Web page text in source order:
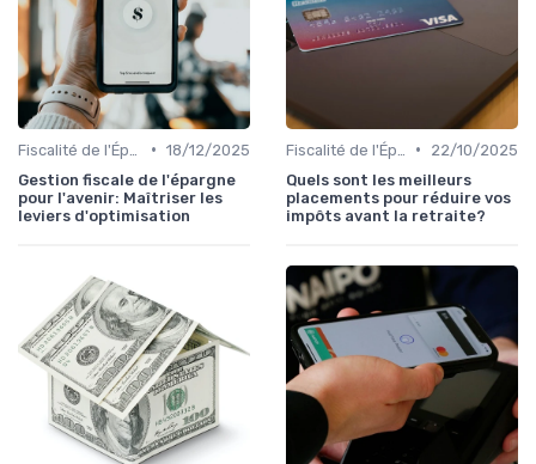
• 18/12/2025
Gestion fiscale de l'épargne
pour l'avenir: Maîtriser les
leviers d'optimisation
•
22/10/2025
Quels sont les meilleurs
placements pour réduire vos
impôts avant la retraite?